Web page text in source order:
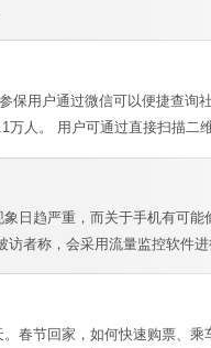
用户通过微信可以便捷查询
万人。 用户可通过直接扫描二
趋严重，而关于手机有可
者称，会采用流量监控软件
春节回家，如何快速购票、